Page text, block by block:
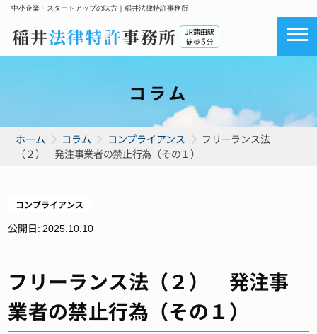
中小企業・スタートアップの味方｜稲井法律特許事務所
コラム
ホーム コラム コンプライアンス
フリーランス法
（２） 発注事業者の禁止行為（その１）
コンプライアンス
公開日:2025.10.10
フリーランス法（２） 発注事
業者の禁止行為（その１）